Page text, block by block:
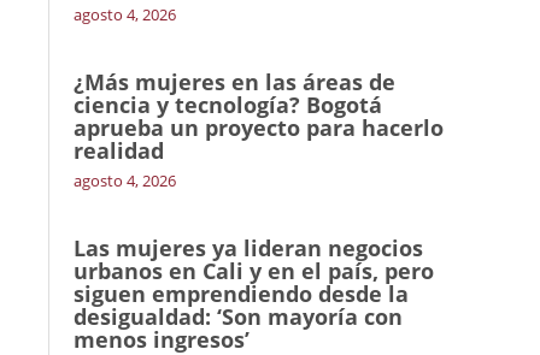
agosto 4, 2026
¿Más mujeres en las áreas de
ciencia y tecnología? Bogotá
aprueba un proyecto para hacerlo
realidad
agosto 4, 2026
Las mujeres ya lideran negocios
urbanos en Cali y en el país, pero
siguen emprendiendo desde la
desigualdad: ‘Son mayoría con
menos ingresos’